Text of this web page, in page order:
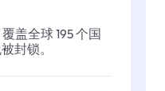
盖全球 195 个国
封锁。